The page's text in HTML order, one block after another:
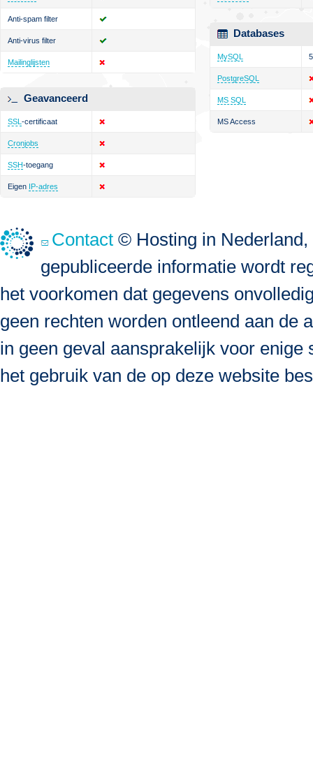
Anti-spam filter
Anti-virus filter
Mailinglijsten
Geavanceerd
SSL -certificaat
Cronjobs
SSH-toegang
Eigen IP-adres
Databases
MySQL 5
PostgreSQL
MS SQL
MS Access
Contact © Hosting in
gepubliceerde informatie wordt
het voorkomen dat gegevens
geen rechten worden ontleend aan de
in geen geval aansprakelijk voor
het gebruik van de op deze website